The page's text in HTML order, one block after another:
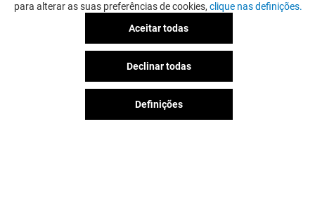
para alterar as suas preferências de cookies, clique nas definições.
Aceitar todas
Declinar todas
Definições